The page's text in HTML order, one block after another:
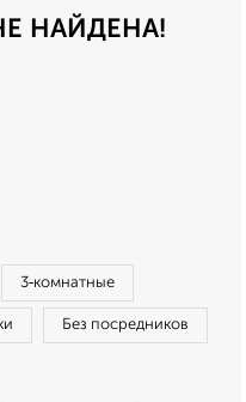
НАЙДЕНА!
3‑комнатные
Без посредников